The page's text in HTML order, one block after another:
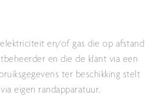
en/of gas die op afstand
en die de klant via een
ter beschikking stelt
eigen randapparatuur.